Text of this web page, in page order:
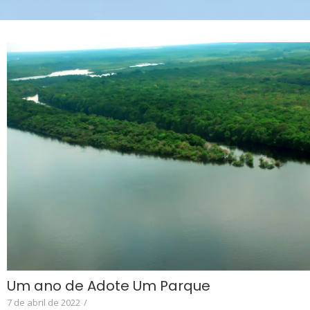
Um ano de Adote Um Parque
7 de abril de 2022 /